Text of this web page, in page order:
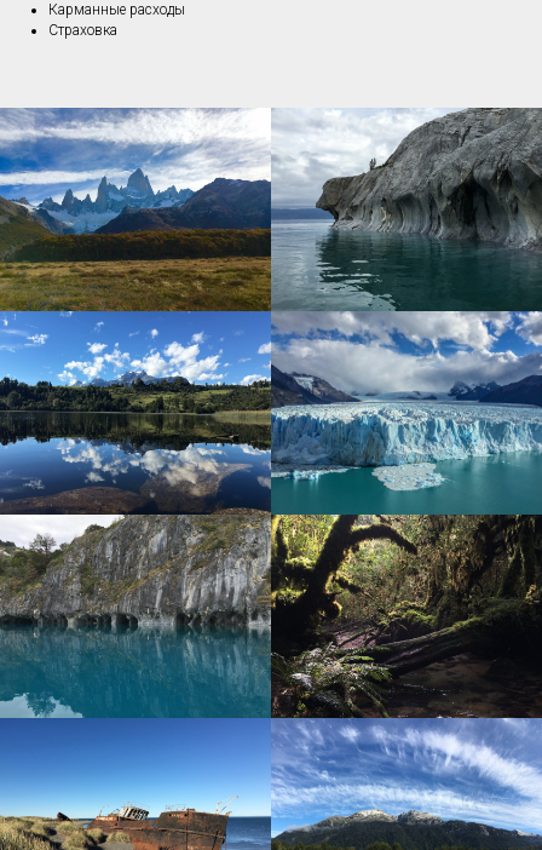
Карманные расходы
Страховка